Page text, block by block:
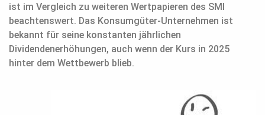
ist im Vergleich zu weiteren Wertpapieren des SMI
beachtenswert. Das Konsumgüter-Unternehmen ist
bekannt für seine konstanten jährlichen
Dividendenerhöhungen, auch wenn der Kurs in 2025
hinter dem Wettbewerb blieb.